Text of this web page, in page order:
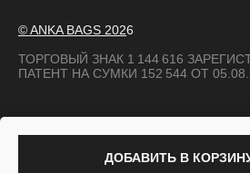
ДОБАВИТЬ В
© ANKA BAGS 2026
ТОРГОВЫЙ ЗНАК 1 144 616
ПАТЕНТ НА СУМКИ 152 544 ОТ
MADE ON